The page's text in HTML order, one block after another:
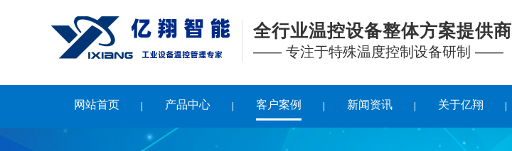
全行业温控设备整体方案提供商
—— 专注于特殊温度控制设备研制 ——
网站首页 产品中心 客户案例 新闻资讯 关于亿翔